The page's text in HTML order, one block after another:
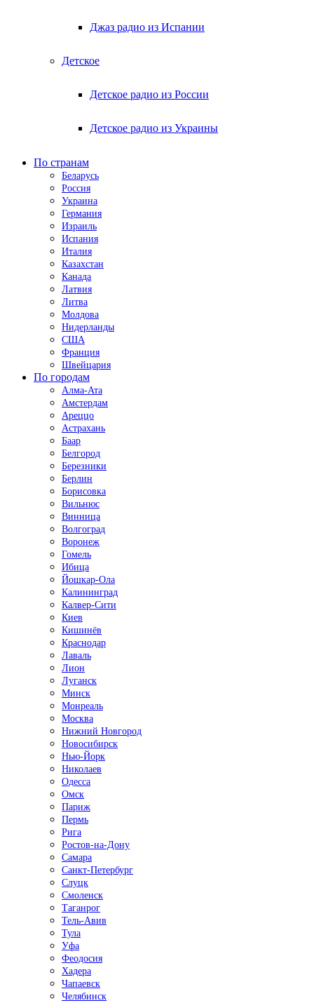
Джаз радио из Испании
Детское
Детское радио из России
Детское радио из Украины
По странам
Беларусь
Россия
Украина
Германия
Израиль
Испания
Италия
Казахстан
Канада
Латвия
Литва
Молдова
Нидерланды
США
Франция
Швейцария
По городам
Алма-Ата
Амстердам
Ареццо
Астрахань
Баар
Белгород
Березники
Берлин
Борисовка
Вильнюс
Винница
Волгоград
Воронеж
Гомель
Ибица
Йошкар-Ола
Калининград
Калвер-Сити
Киев
Кишинёв
Краснодар
Лаваль
Лион
Луганск
Минск
Монреаль
Москва
Нижний Новгород
Новосибирск
Нью-Йорк
Николаев
Одесса
Омск
Париж
Пермь
Рига
Ростов-на-Дону
Самара
Санкт-Петербург
Слуцк
Смоленск
Таганрог
Тель-Авив
Тула
Уфа
Феодосия
Хадера
Чапаевск
Челябинск